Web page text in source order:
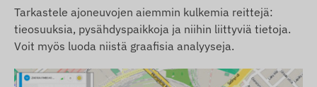
valmistaja pidättää oikeuden muuttaa tuotetietoja
tai pakkausta ilman ennakkoilmoitusta. Tästä
syystä tuotteiden todellinen ulkonäkö voi poiketa
valmistajan tekemiin muutoksiin mahdollisten
Tarkastele ajoneuvojen aiemmin kulkemia reittejä:
tieosuuksia, pysähdyspaikkoja ja niihin liittyviä tietoja.
Voit myös luoda niistä graafisia analyyseja.